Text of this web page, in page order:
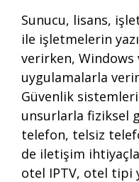
Sunucu, lisans,
ile işletmelerin
verirken, Windows
uygulamalarla
Güvenlik
unsurlarla fiziksel
telefon, telsiz
de iletişim
otel IPTV, otel tipi